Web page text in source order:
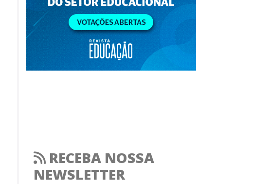
RECEBA NOSSA
NEWSLETTER